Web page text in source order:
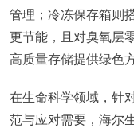
管理；冷冻保存箱则
更节能，且对臭氧层
高质量存储提供绿色
在生命科学领域，针
范与应对需要，海尔